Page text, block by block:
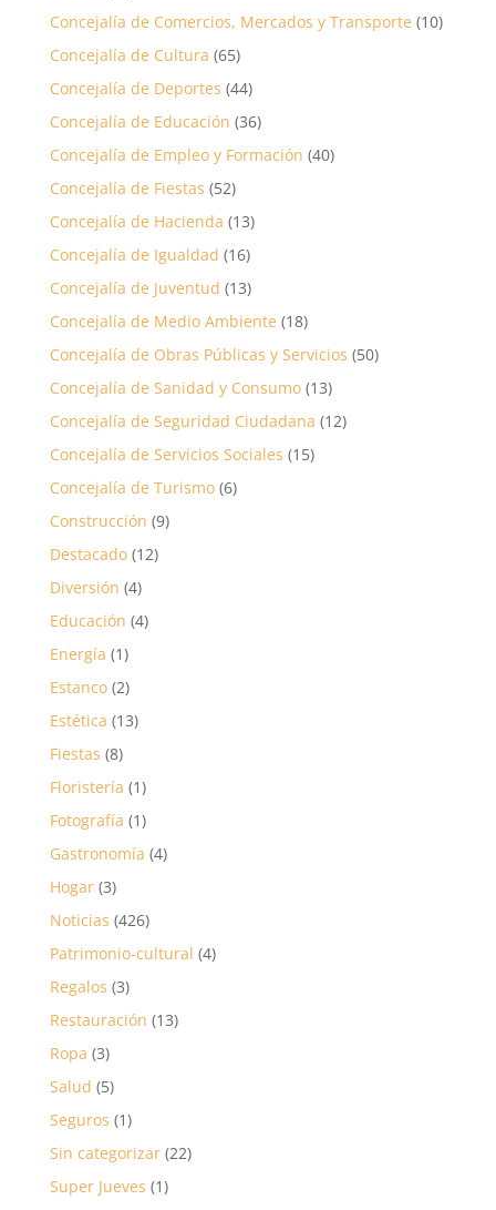
Concejalía de Comercios, Mercados y Transporte (10)
Concejalía de Cultura (65)
Concejalía de Deportes (44)
Concejalía de Educación (36)
Concejalía de Empleo y Formación (40)
Concejalía de Fiestas (52)
Concejalía de Hacienda (13)
Concejalía de Igualdad (16)
Concejalía de Juventud (13)
Concejalía de Medio Ambiente (18)
Concejalía de Obras Públicas y Servicios (50)
Concejalía de Sanidad y Consumo(13)
Concejalía de Seguridad Ciudadana (12)
Concejalía de Servicios Sociales (15)
Concejalía de Turismo(6)
Construcción (9)
Destacado(12)
Diversión (4)
Educación (4)
Energía (1)
Estanco(2)
Estética (13)
Fiestas (8)
Floristería (1)
Fotografía (1)
Gastronomía (4)
Hogar(3)
Noticias (426)
Patrimonio-cultural (4)
Regalos (3)
Restauración (13)
Ropa (3)
Salud (5)
Seguros (1)
Sin categorizar(22)
Super Jueves (1)